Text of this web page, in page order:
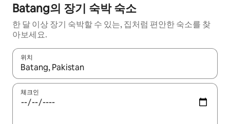
Batang의 장기 숙박 숙소
한 달 이상 장기 숙박할 수 있는, 집처럼 편안한 숙소를 찾
아보세요.
위치
결과가 나오면 위·아래 화살표 키를 사용하거나 터치 또는 스와이
체크인